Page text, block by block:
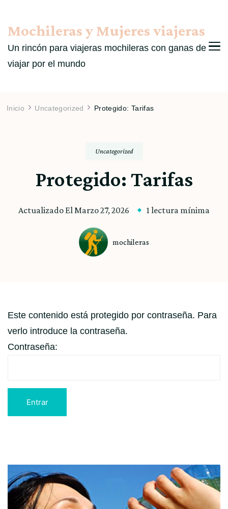
Mochileras y Mujeres viajeras
Un rincón para viajeras mochileras con ganas de
viajar por el mundo
Inicio Uncategorized Protegido: Tarifas
Uncategorized
Protegido: Tarifas
Actualizado ElMarzo 27, 2026 1 lectura mínima
mochileras
Este contenido está protegido por contraseña. Para
verlo introduce la contraseña.
Contraseña:
Navegación
por